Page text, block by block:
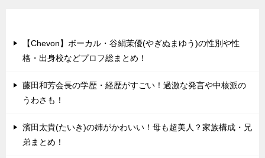
【Chevon】ボーカル・谷絹茉優(やぎぬまゆう)の性別や性
格・出身校などプロフ総まとめ！
藤田和芳会長の学歴・経歴がすごい！過激な発言や中核派の
うわさも！
濱田太貴(たいき)の姉がかわいい！母も超美人？家族構成・兄
弟まとめ！